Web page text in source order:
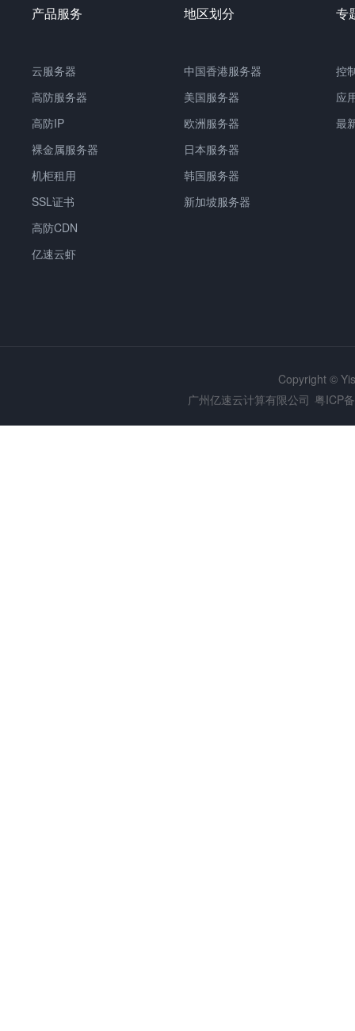
产品服务
云服务器
高防服务器
高防IP
裸金属服务器
机柜租用
SSL证书
高防CDN
亿速云虾
地区划分
中国香港服务器
美国服务器
欧洲服务器
日本服务器
韩国服务器
新加坡服务器
专
控
应
最
Copyright ©
广州亿速云计算有限公司 粤ICP